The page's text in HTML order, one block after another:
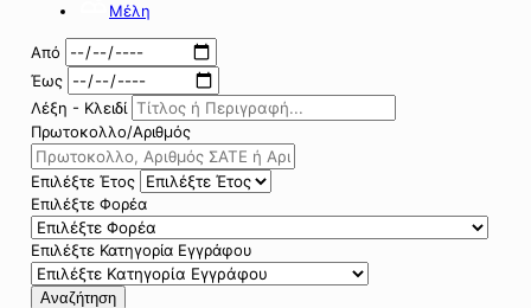
Μέλη
Από
Έως
Λέξη - Κλειδί
Πρωτοκολλο/Αριθμός
Επιλέξτε Έτος
Επιλέξτε Φορέα
Επιλέξτε Κατηγορία Εγγράφου
Αναζήτηση